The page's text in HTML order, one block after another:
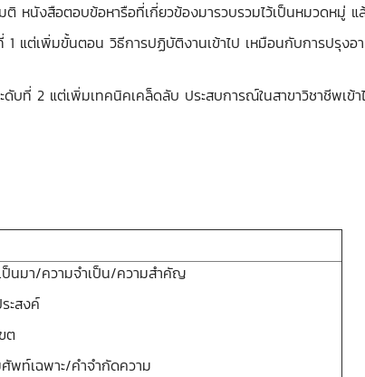
หนังสือตอบข้อหารือที่เกี่ยวข้องมารวบรวมไว้เป็นหมวดหมู่ แ
ต่เพิ่มขั้นตอน วิธีการปฏิบัติงานเข้าไป เหมือนกับการปรุงอา
ที่ 2 แต่เพิ่มเทคนิคเคล็ดลับ ประสบการณ์ในสาขาวิชาชีพเข้
ป็นมา/ความจำเป็น/ความสำคัญ
ะสงค์
ต
พท์เฉพาะ/คำจำกัดความ